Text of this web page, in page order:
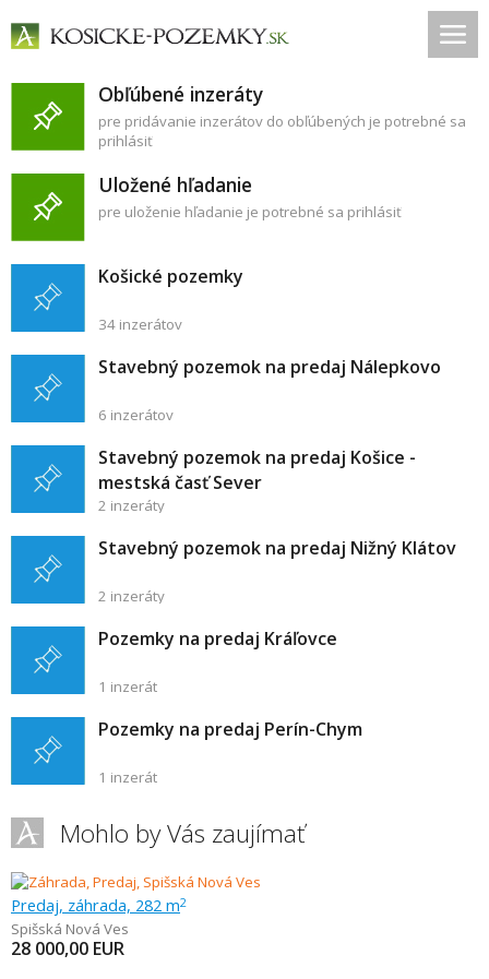
Obľúbené inzeráty
pre pridávanie inzerátov do obľúbených je potrebné sa
prihlásiť
Uložené hľadanie
pre uloženie hľadanie je potrebné sa prihlásiť
Košické pozemky
34 inzerátov
Stavebný pozemok na predaj Nálepkovo
6 inzerátov
Stavebný pozemok na predaj Košice -
mestská časť Sever
2 inzeráty
Stavebný pozemok na predaj Nižný Klátov
2 inzeráty
Pozemky na predaj Kráľovce
1 inzerát
Pozemky na predaj Perín-Chym
1 inzerát
Mohlo by Vás zaujímať
Predaj, záhrada, 282 m2
Spišská Nová Ves
28 000,00 EUR